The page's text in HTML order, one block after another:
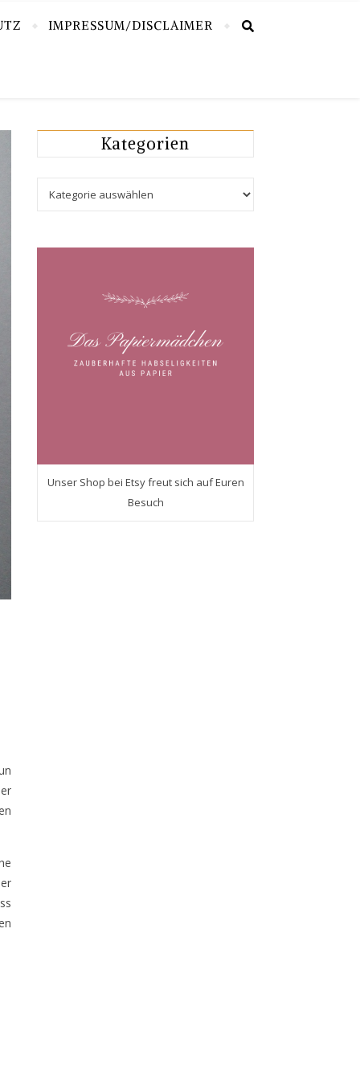
IMPRESSUM/DISCLAIMER
Kategorien
Unser Shop bei Etsy freut sich auf Euren
Besuch